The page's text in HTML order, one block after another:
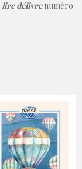
lire délivrenuméro